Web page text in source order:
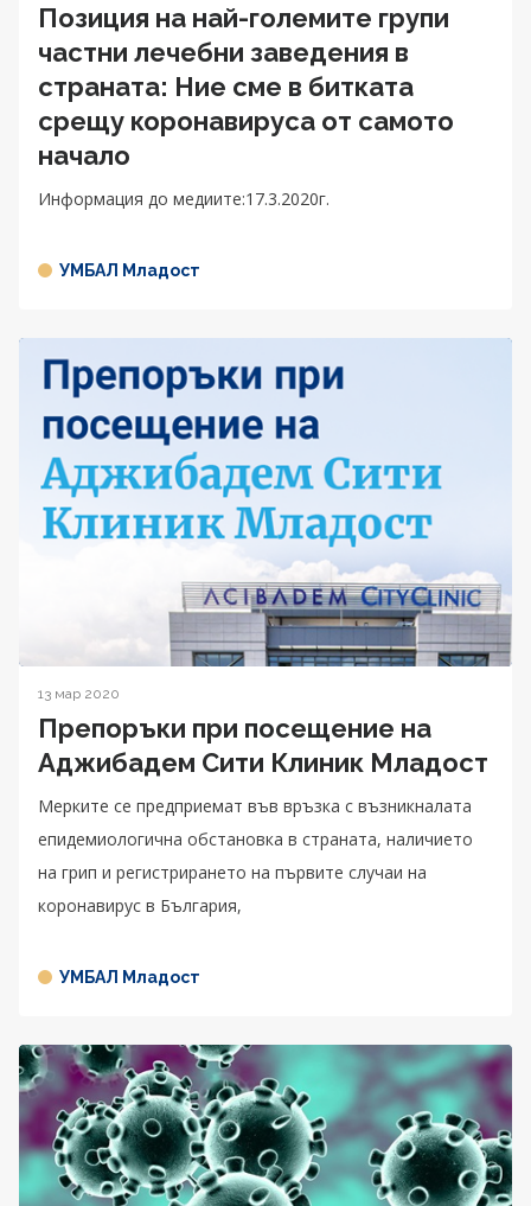
Позиция на най-големите групи
частни лечебни заведения в
страната: Ние сме в битката
срещу коронавируса от самото
начало
Информация до медиите:17.3.2020г.
УМБАЛ Младост
13 мар 2020
Препоръки при посещение на
Аджибадем Сити Клиник Младост
Мерките се предприемат във връзка с възникналата
епидемиологична обстановка в страната, наличието
на грип и регистрирането на първите случаи на
коронавирус в България,
УМБАЛ Младост